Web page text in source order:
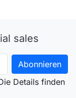
sales
Details finden